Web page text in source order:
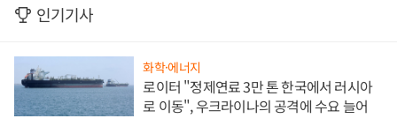
인기기사
화학·에너지
로이터 "정제연료 3만 톤 한국에서 러시아
로 이동", 우크라이나의 공격에 수요 늘어